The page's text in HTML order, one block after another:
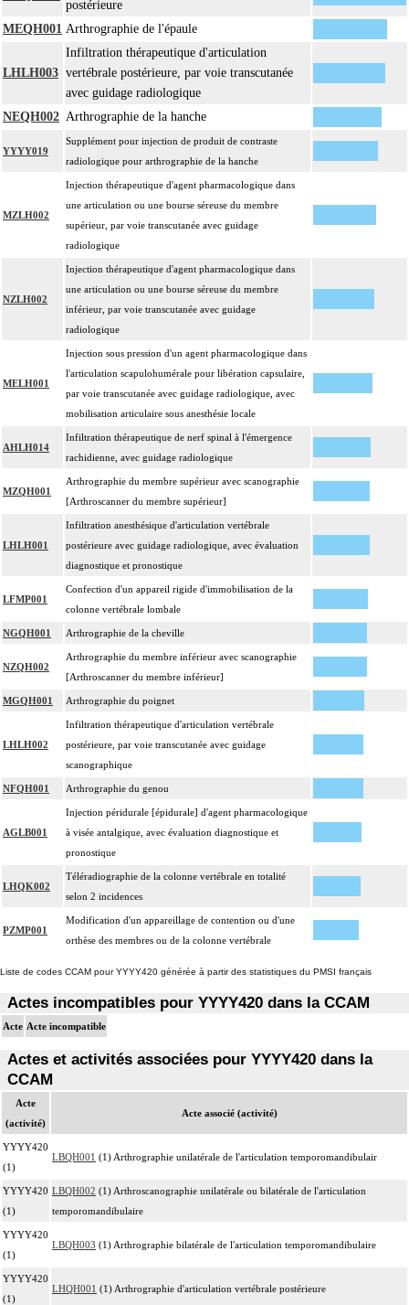
postérieure
MEQH001 Arthrographie de l'épaule
LHLH003
Infiltration thérapeutique d'articulation
vertébrale postérieure, par voie transcutanée
avec guidage radiologique
NEQH002 Arthrographie de la hanche
YYYY019
Supplément pour injection de produit de contraste
radiologique pour arthrographie de la hanche
MZLH002
Injection thérapeutique d'agent pharmacologique dans
une articulation ou une bourse séreuse du membre
supérieur, par voie transcutanée avec guidage
radiologique
NZLH002
Injection thérapeutique d'agent pharmacologique dans
une articulation ou une bourse séreuse du membre
inférieur, par voie transcutanée avec guidage
radiologique
MELH001
Injection sous pression d'un agent pharmacologique dans
l'articulation scapulohumérale pour libération capsulaire,
par voie transcutanée avec guidage radiologique, avec
mobilisation articulaire sous anesthésie locale
AHLH014
Infiltration thérapeutique de nerf spinal à l'émergence
rachidienne, avec guidage radiologique
MZQH001
Arthrographie du membre supérieur avec scanographie
[Arthroscanner du membre supérieur]
LHLH001
Infiltration anesthésique d'articulation vertébrale
postérieure avec guidage radiologique, avec évaluation
diagnostique et pronostique
LFMP001
Confection d'un appareil rigide d'immobilisation de la
colonne vertébrale lombale
NGQH001 Arthrographie de la cheville
NZQH002
Arthrographie du membre inférieur avec scanographie
[Arthroscanner du membre inférieur]
MGQH001 Arthrographie du poignet
LHLH002
Infiltration thérapeutique d'articulation vertébrale
postérieure, par voie transcutanée avec guidage
scanographique
NFQH001 Arthrographie du genou
AGLB001
Injection péridurale [épidurale] d'agent pharmacologique
à visée antalgique, avec évaluation diagnostique et
pronostique
LHQK002
Téléradiographie de la colonne vertébrale en totalité
selon 2 incidences
PZMP001
Modification d'un appareillage de contention ou d'une
orthèse des membres ou de la colonne vertébrale
Liste de codes CCAM pour YYYY420 générée à partir des statistiques du PMSI français
Actes incompatibles pour YYYY420 dans la CCAM
Acte Acte incompatible
Actes et activités associées pour YYYY420 dans la
CCAM
Acte
(activité)
Acte associé (activité)
YYYY420
(1)
LBQH001 (1) Arthrographie unilatérale de l'articulation temporomandibulair
YYYY420
(1)
LBQH002 (1) Arthroscanographie unilatérale ou bilatérale de l'articulation
temporomandibulaire
YYYY420
(1)
LBQH003 (1) Arthrographie bilatérale de l'articulation temporomandibulaire
YYYY420
(1)
LHQH001 (1) Arthrographie d'articulation vertébrale postérieure